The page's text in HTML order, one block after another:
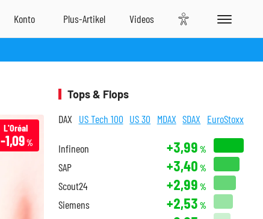
L'Oréal
-1,09%
Tops & Flops
DAX US Tech 100 US 30 MDAX SDAX EuroStoxx
Infineon +3,99 %
SAP +3,40 %
Scout24 +2,99 %
Siemens +2,53 %